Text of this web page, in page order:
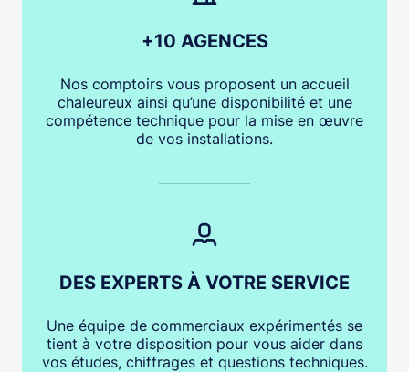
+10 AGENCES
Nos comptoirs vous proposent un accueil
chaleureux ainsi qu’une disponibilité et une
compétence technique pour la mise en œuvre
de vos installations.
DES EXPERTS À VOTRE SERVICE
Une équipe de commerciaux expérimentés se
tient à votre disposition pour vous aider dans
vos études, chiffrages et questions techniques.